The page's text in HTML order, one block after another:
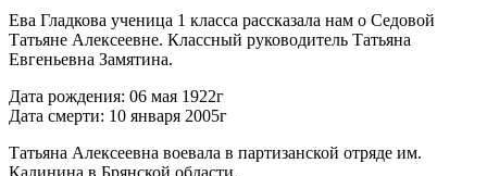
Ева Гладкова ученица 1 класса рассказала нам о Седовой
Татьяне Алексеевне. Классный руководитель Татьяна
Евгеньевна Замятина.
Дата рождения: 06 мая 1922г
Дата смерти: 10 января 2005г
Татьяна Алексеевна воевала в партизанской отряде им.
Калинина в Брянской области.